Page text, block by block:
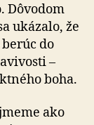
Dôvodom
ukázalo, že
do
–
boha.
ako